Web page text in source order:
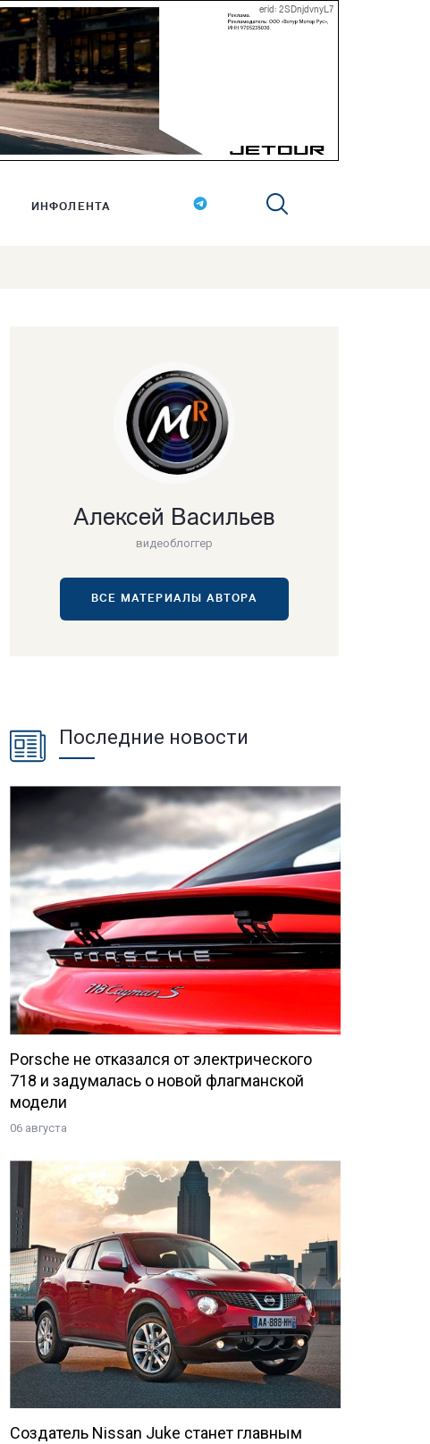
erid: 2SDnjdvnyL7
ИНФОЛЕНТА
Алексей Васильев
видеоблоггер
ВСЕ МАТЕРИАЛЫ АВТОРА
Последние новости
Porsche не отказался от электрического
718 и задумалась о новой флагманской
модели
06 августа
Создатель Nissan Juke станет главным